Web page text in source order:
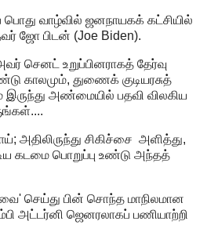
வாழ்வில் ஜனநாயகக் கட்சியில்
ஜோ பிடன் (Joe Biden).
செனட் உறுப்பினராகத் தேர்வு
காலமும், துணைக் குடியரசுத்
அண்மையில் பதவி விலகிய
அதிலிருந்து சிகிச்சை அளித்து,
கடமை பொறுப்பு உண்டு அந்தத்
செய்து பின் சொந்த மாநிலமான
அட்டர்னி ஜெனரலாகப் பணியாற்றி